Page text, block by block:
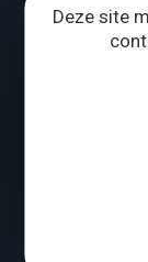
Deze site